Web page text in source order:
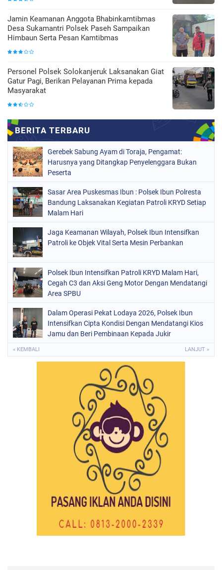
Jamin Keamanan Anggota Bhabinkamtibmas
Desa Sukamantri Polsek Paseh Sampaikan
Himbaun Serta Pesan Kamtibmas
Personel Polsek Solokanjeruk Laksanakan Giat
Gatur Pagi, Berikan Pelayanan Prima kepada
Masyarakat
Gerebek Sabung Ayam di Toraja, Pengamat:
Harusnya yang Ditangkap Penyelenggara Bukan
Peserta
Sasar Area Puskesmas Ibun : Polsek Ibun Polresta
Bandung Laksanakan Kegiatan Patroli KRYD Setiap
Malam Hari
Jaga Keamanan Wilayah, Polsek Ibun Intensifkan
Patroli ke Objek Vital Serta Mesin Perbankan
Polsek Ibun Intensifkan Patroli KRYD Malam Hari,
Cegah C3 dan Aksi Geng Motor Dengan Mendatangi
Area SPBU
Dalam Operasi Pekat Lodaya 2026, Polsek Ibun
Intensifkan Cipta Kondisi Dengan Mendatangi Kios
Jamu dan Beri Pembinaan Kepada Jukir
« KEMBALI LANJUT »